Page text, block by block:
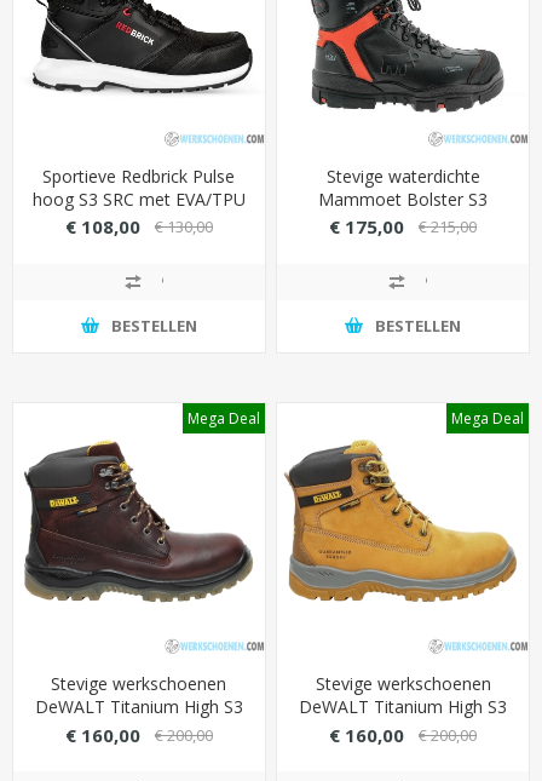
Sportieve Redbrick Pulse
hoog S3 SRC met EVA/TPU
loopzool (waterdicht)
€ 108,00 € 130,00
BESTELLEN
Stevige waterdichte
Mammoet Bolster S3
Werkschoen met Hdry
€ 175,00 € 215,00
BESTELLEN
Mega Deal
Stevige werkschoenen
DeWALT Titanium High S3
SRA met waterdichte leren
€ 160,00 € 200,00
Mega Deal
Stevige werkschoenen
DeWALT Titanium High S3
SRA met waterdichte leren
€ 160,00 € 200,00